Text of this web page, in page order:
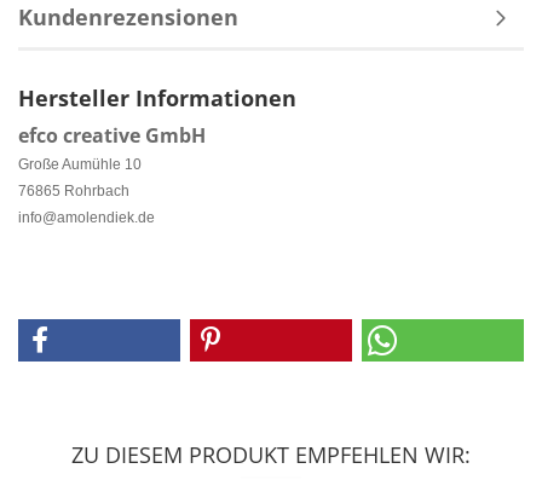
Kundenrezensionen
Hersteller Informationen
efco creative GmbH
Große Aumühle 10
76865 Rohrbach
info@amolendiek.de
ZU DIESEM PRODUKT EMPFEHLEN WIR: